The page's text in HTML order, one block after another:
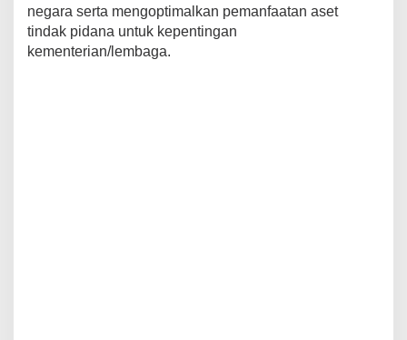
negara serta mengoptimalkan pemanfaatan aset
tindak pidana untuk kepentingan
kementerian/lembaga.